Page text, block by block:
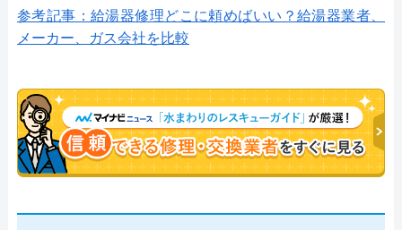
参考記事：給湯器修理どこに頼めばいい？給湯器業者、
メーカー、ガス会社を比較